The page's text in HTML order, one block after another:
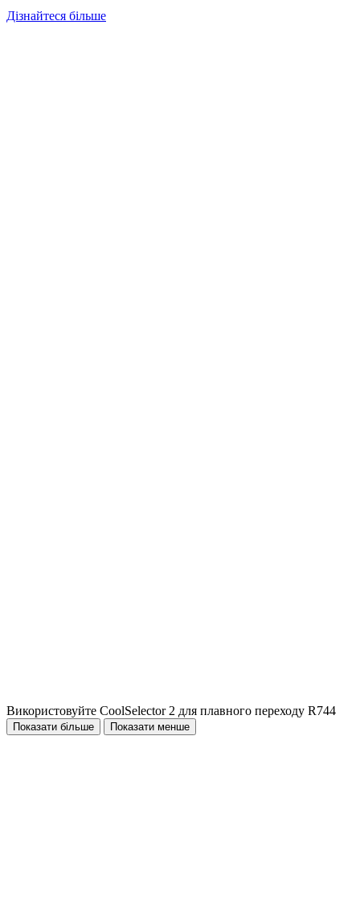
Дізнайтеся більше
Використовуйте CoolSelector 2 для плавного переходу R744
Показати більше Показати менше